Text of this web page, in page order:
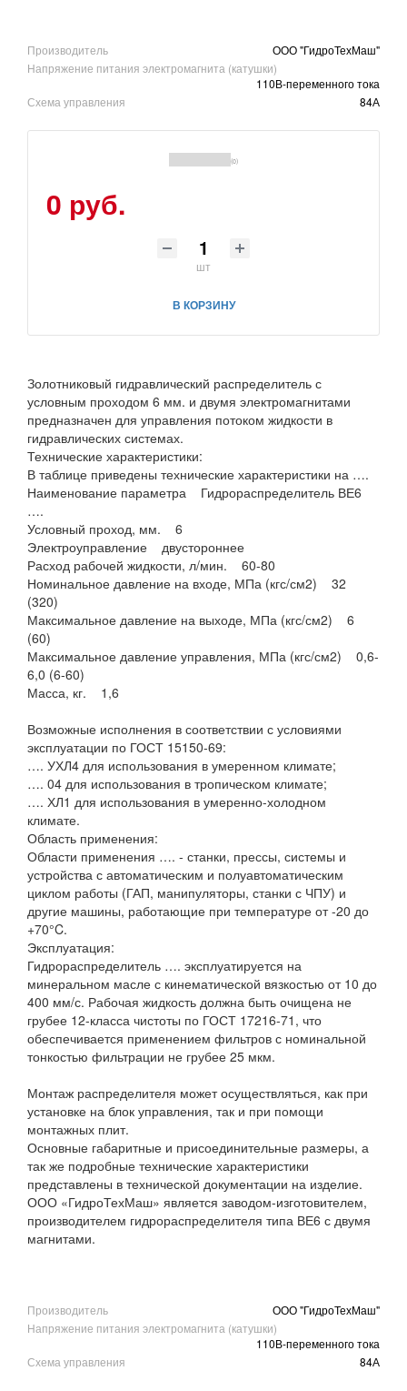
Производитель
ООО "ГидроТехМаш"
Напряжение питания электромагнита (катушки)
110В-переменного тока
Схема управления
84А
(0)
0 руб.
шт
В КОРЗИНУ
Золотниковый гидравлический распределитель с
условным проходом 6 мм. и двумя электромагнитами
предназначен для управления потоком жидкости в
гидравлических системах.
Технические характеристики:
В таблице приведены технические характеристики на ….
Наименование параметра Гидрораспределитель ВЕ6
….
Условный проход, мм. 6
Электроуправление двустороннее
Расход рабочей жидкости, л/мин. 60-80
Номинальное давление на входе, МПа (кгс/см2) 32
(320)
Максимальное давление на выходе, МПа (кгс/см2) 6
(60)
Максимальное давление управления, МПа (кгс/см2) 0,6-
6,0 (6-60)
Масса, кг. 1,6
Возможные исполнения в соответствии с условиями
эксплуатации по ГОСТ 15150-69:
…. УХЛ4 для использования в умеренном климате;
…. 04 для использования в тропическом климате;
…. ХЛ1 для использования в умеренно-холодном
климате.
Область применения:
Области применения …. - станки, прессы, системы и
устройства с автоматическим и полуавтоматическим
циклом работы (ГАП, манипуляторы, станки с ЧПУ) и
другие машины, работающие при температуре от -20 до
+70°C.
Эксплуатация:
Гидрораспределитель …. эксплуатируется на
минеральном масле с кинематической вязкостью от 10 до
400 мм/с. Рабочая жидкость должна быть очищена не
грубее 12-класса чистоты по ГОСТ 17216-71, что
обеспечивается применением фильтров с номинальной
тонкостью фильтрации не грубее 25 мкм.
Монтаж распределителя может осуществляться, как при
установке на блок управления, так и при помощи
монтажных плит.
Основные габаритные и присоединительные размеры, а
так же подробные технические характеристики
представлены в технической документации на изделие.
ООО «ГидроТехМаш» является заводом-изготовителем,
производителем гидрораспределителя типа ВЕ6 с двумя
магнитами.
Производитель
ООО "ГидроТехМаш"
Напряжение питания электромагнита (катушки)
110В-переменного тока
Схема управления
84А